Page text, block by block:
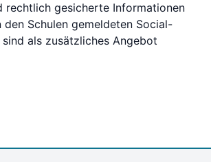
rechtlich gesicherte Informationen
Schulen gemeldeten Social-
als zusätzliches Angebot